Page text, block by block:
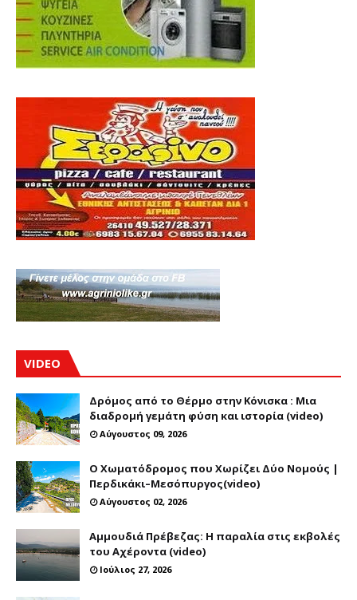
VIDEO
Δρόμος από το Θέρμο στην Κόνισκα : Μια
διαδρομή γεμάτη φύση και ιστορία (video)
Αύγουστος 09, 2026
Ο Χωματόδρομος που Χωρίζει Δύο Νομούς |
Περδικάκι–Μεσόπυργος(video)
Αύγουστος 02, 2026
Αμμουδιά Πρέβεζας: Η παραλία στις εκβολές
του Αχέροντα (video)
Ιούλιος 27, 2026